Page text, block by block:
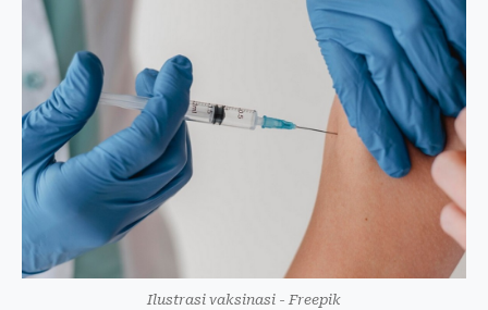
Ilustrasi vaksinasi - Freepik